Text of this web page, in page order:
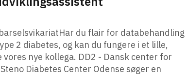
du flair for databehandling
2 diabetes, og kan du fungere i et lille,
nye kollega. DD2 - Dansk center for
Diabetes Center Odense søger en